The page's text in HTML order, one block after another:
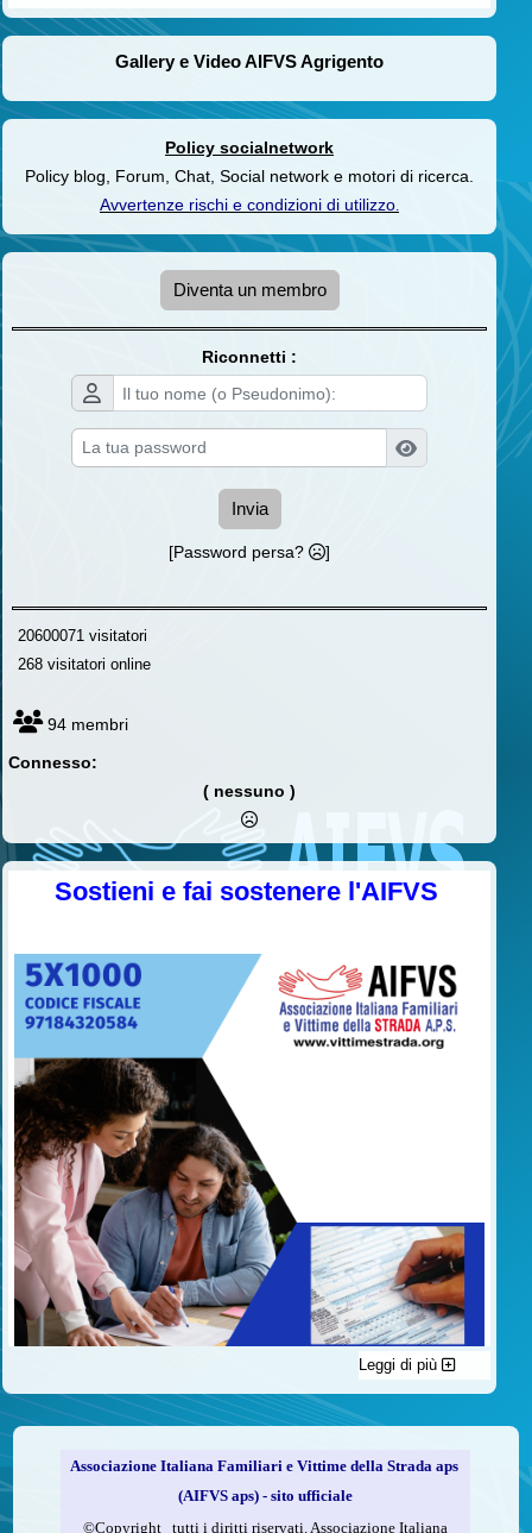
Gallery e Video AIFVS Agrigento
Policy socialnetwork
Policy blog, Forum, Chat, Social network e motori di ricerca.
Avvertenze rischi e condizioni di utilizzo.
Diventa un membro
Riconnetti :
Invia
[Password persa? ]
20600071 visitatori
268 visitatori online
94 membri
Connesso:
( nessuno )
Sostieni e fai sostenere l'AIFVS
C'è un modo di contribuire alle attività dell’A.I.F.V.S. a favore
delle vittime della strada e per dare giustizia ai superstiti ed ai
loro familiari che non costa nulla: devolvere il 5 per mille della
Compila la scheda CUD o del modello 730.
Leggi di più
Associazione Italiana Familiari e Vittime della Strada aps
(AIFVS aps) - sito ufficiale
©​Copyright tutti i diritti riservati. Associazione Italiana